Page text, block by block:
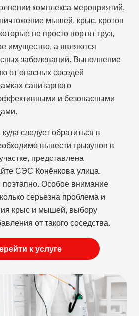
комплекса мероприятий,
мышей, крыс, кротов
не просто портят груз,
имущество, а являются
заболеваний. Выполнение
от опасных соседей
санитарного
эффективными и безопасными
следует обратиться в
вывести грызунов в
представлена
СЭС Конёнкова улица.
поэтапно. Особое внимание
серьезна проблема и
крыс и мышей, выбору
от такого соседства.
к услуге